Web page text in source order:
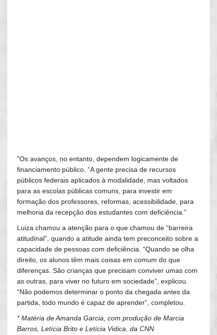
”Os avanços, no entanto, dependem logicamente de
financiamento público. “A gente precisa de recursos
públicos federais aplicados à modalidade, mas voltados
para as escolas públicas comuns, para investir em
formação dos professores, reformas, acessibilidade, para
melhoria da recepção dos estudantes com deficiência.”
Luiza chamou a atenção para o que chamou de “barreira
atitudinal”, quando a atitude ainda tem preconceito sobre a
capacidade de pessoas com deficiência. “Quando se olha
direito, os alunos têm mais coisas em comum do que
diferenças. São crianças que precisam conviver umas com
as outras, para viver no futuro em sociedade”, explicou.
“Não podemos determinar o ponto da chegada antes da
partida, todo mundo é capaz de aprender”, completou.
* Matéria de Amanda Garcia, com produção de Marcia
Barros, Letícia Brito e Letícia Vidica, da CNN